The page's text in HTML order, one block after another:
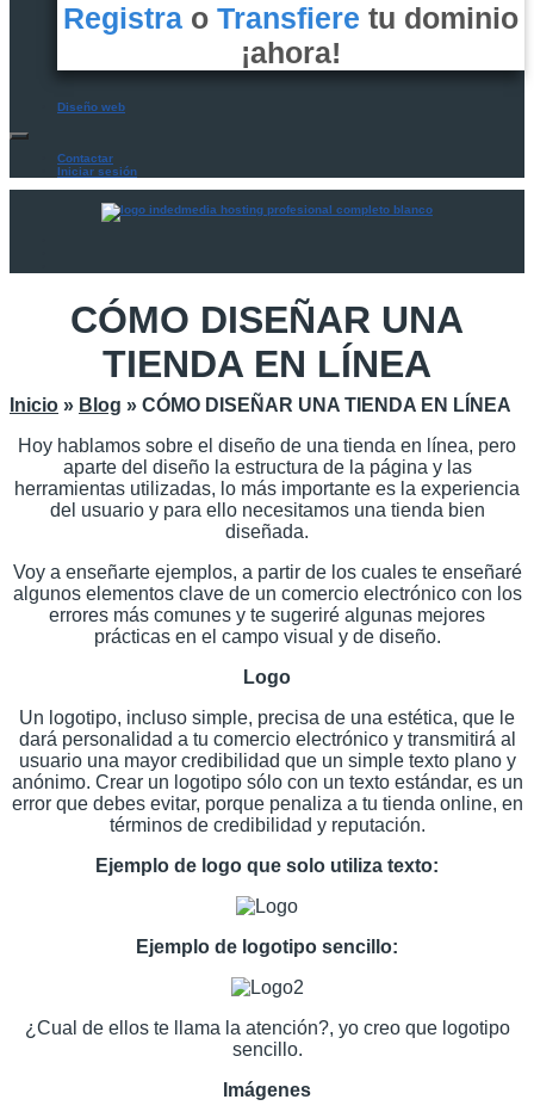
Registra o Transfiere tu dominio
¡ahora!
Diseño web
Contactar
Iniciar sesión
CÓMO DISEÑAR UNA
TIENDA EN LÍNEA
Inicio » Blog » CÓMO DISEÑAR UNA TIENDA EN LÍNEA
Hoy hablamos sobre el diseño de una tienda en línea, pero
aparte del diseño la estructura de la página y las
herramientas utilizadas, lo más importante es la experiencia
del usuario y para ello necesitamos una tienda bien
diseñada.
Voy a enseñarte ejemplos, a partir de los cuales te enseñaré
algunos elementos clave de un comercio electrónico con los
errores más comunes y te sugeriré algunas mejores
prácticas en el campo visual y de diseño.
Logo
Un logotipo, incluso simple, precisa de una estética, que le
dará personalidad a tu comercio electrónico y transmitirá al
usuario una mayor credibilidad que un simple texto plano y
anónimo. Crear un logotipo sólo con un texto estándar, es un
error que debes evitar, porque penaliza a tu tienda online, en
términos de credibilidad y reputación.
Ejemplo de logo que solo utiliza texto:
Ejemplo de logotipo sencillo:
¿Cual de ellos te llama la atención?, yo creo que logotipo
sencillo.
Imágenes